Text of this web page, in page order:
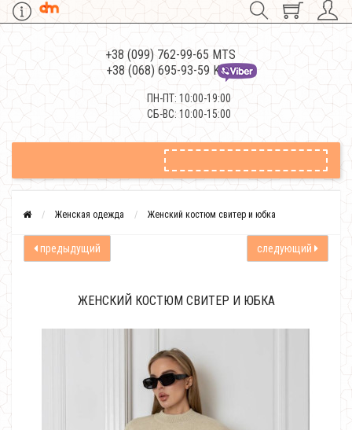
+38 (099) 762-99-65 MTS
+38 (068) 695-93-59 Kievstar
ПН-ПТ: 10:00-19:00
СБ-ВС: 10:00-15:00
Женская одежда Женский костюм свитер и юбка
предыдущий следующий
ЖЕНСКИЙ КОСТЮМ СВИТЕР И ЮБКА